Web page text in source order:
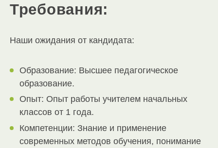
Требования:
Наши ожидания от кандидата:
Образование: Высшее педагогическое
образование.
Опыт: Опыт работы учителем начальных
классов от 1 года.
Компетенции: Знание и применение
современных методов обучения, понимание